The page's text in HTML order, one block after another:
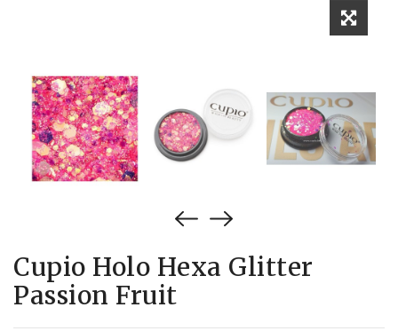
Cupio Holo Hexa Glitter
Passion Fruit